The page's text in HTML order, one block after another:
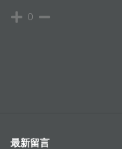
0
最新留言